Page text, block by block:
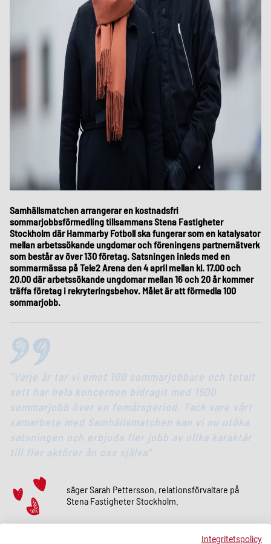
Samhällsmatchen arrangerar en kostnadsfri
sommarjobbsförmedling tillsammans Stena Fastigheter
Stockholm där Hammarby Fotboll ska fungerar som en katalysator
mellan arbetssökande ungdomar och föreningens partnernätverk
som består av över 130 företag. Satsningen inleds med en
sommarmässa på Tele2 Arena den 4 april mellan kl. 17.00 och
20.00 där arbetssökande ungdomar mellan 16 och 20 år kommer
träffa företag i rekryteringsbehov. Målet är att förmedla 100
sommarjobb.
Varje år tar vi emot 100 sommarjobbare och totalt
sett har hela koncernen bidragit med 1500
sommarjobb över en femårsperiod. Tack vare vårt
samarbete med Samhällsmatchen kan vi nu utöka
satsningen och erbjuda fler jobb av olika karaktär
till fler aktörer än oss själva
säger Sarah Pettersson, relationsförvaltare på
Stena Fastigheter Stockholm.
Integritetspolicy